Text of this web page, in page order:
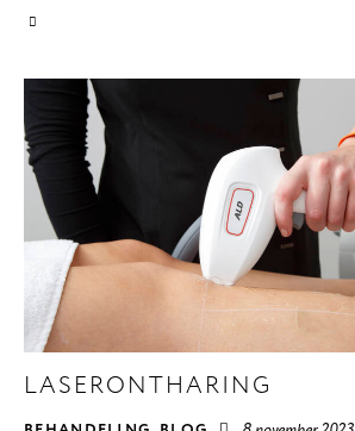
LASERONTHARING